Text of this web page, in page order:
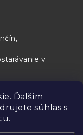
Ďalším
súhlas s
.
v
ústav Piešťany